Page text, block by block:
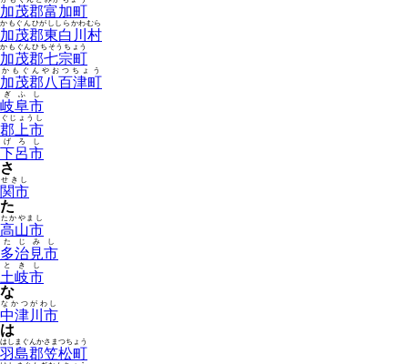
加茂郡富加町
加茂郡東白川村
かもぐんひがししらかわむら
加茂郡七宗町
かもぐんひちそうちょう
加茂郡八百津町
かもぐんやおつちょう
岐阜市
ぎふし
郡上市
ぐじょうし
下呂市
げろし
さ
関市
せきし
た
高山市
たかやまし
多治見市
たじみし
土岐市
ときし
な
中津川市
なかつがわし
は
羽島郡笠松町
はしまぐんかさまつちょう